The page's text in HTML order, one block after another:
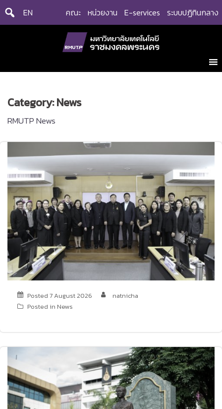
Skip
EN คณะ หน่วยงาน E-services ระบบปฏิทินกลาง
Category:News
RMUTP News
Posted 7 August 2026
natnicha
Posted in News